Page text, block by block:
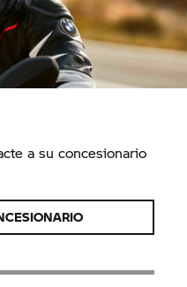
a su concesionario